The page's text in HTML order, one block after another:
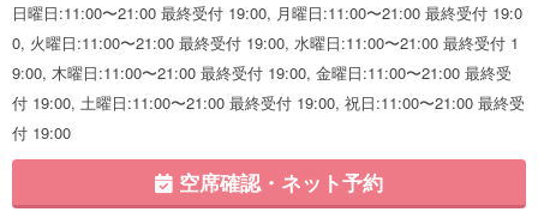
日曜日:11:00〜21:00 最終受付 19:00, 月曜日:11:00〜21:00 最終受付 19:0
0, 火曜日:11:00〜21:00 最終受付 19:00, 水曜日:11:00〜21:00 最終受付 1
9:00, 木曜日:11:00〜21:00 最終受付 19:00, 金曜日:11:00〜21:00 最終受
付 19:00, 土曜日:11:00〜21:00 最終受付 19:00, 祝日:11:00〜21:00 最終受
付 19:00
空席確認・ネット予約